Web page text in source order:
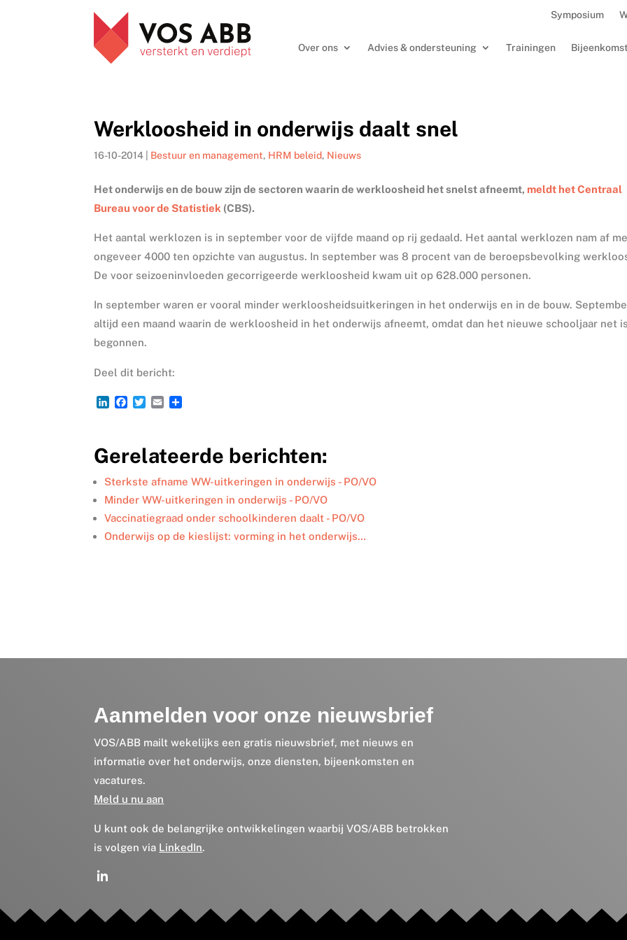
Symposium
Over ons Advies & ondersteuning Trainingen
Werkloosheid in onderwijs daalt snel
16-10-2014 Bestuur en management, HRM beleid, Nieuws
Het onderwijs en de bouw zijn de sectoren waarin de werkloosheid het snelst afneemt, meldt het Centraal
Bureau voor de Statistiek (CBS).
Het aantal werklozen is in september voor de vijfde maand op rij gedaald. Het aantal werklozen nam af
ongeveer 4000 ten opzichte van augustus. In september was 8 procent van de beroepsbevolking
De voor seizoeninvloeden gecorrigeerde werkloosheid kwam uit op 628.000 personen.
In september waren er vooral minder werkloosheidsuitkeringen in het onderwijs en in de bouw.
altijd een maand waarin de werkloosheid in het onderwijs afneemt, omdat dan het nieuwe schooljaar net
begonnen.
Deel dit bericht:
L
e
d
I
n
F
b
o
o
k
T
t
e
r
E
l
n
Gerelateerde berichten:
Sterkste afname WW-uitkeringen in onderwijs - PO/VO
Minder WW-uitkeringen in onderwijs - PO/VO
Vaccinatiegraad onder schoolkinderen daalt - PO/VO
Onderwijs op de kieslijst: vorming in het onderwijs…
Aanmelden voor onze nieuwsbrief
VOS/ABB mailt wekelijks een gratis nieuwsbrief, met nieuws en
informatie over het onderwijs, onze diensten, bijeenkomsten en
vacatures.
Meld u nu aan
U kunt ook de belangrijke ontwikkelingen waarbij VOS/ABB betrokken
is volgen via LinkedIn.